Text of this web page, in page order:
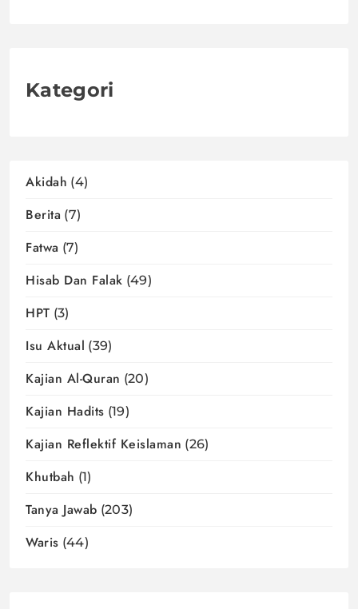
Kategori
Akidah (4)
Berita (7)
Fatwa (7)
Hisab Dan Falak (49)
HPT (3)
Isu Aktual (39)
Kajian Al-Quran (20)
Kajian Hadits (19)
Kajian Reflektif Keislaman (26)
Khutbah (1)
Tanya Jawab (203)
Waris (44)